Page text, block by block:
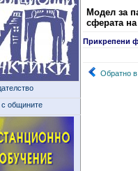
с общините
Модел за
сферата
Прикрепени
Обратно